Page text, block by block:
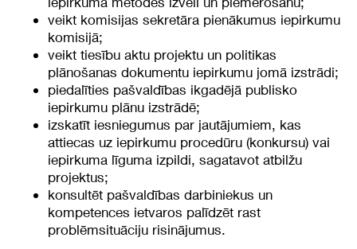
veikt komisijas sekretāra pienākumus iepirkumu
komisijā;
veikt tiesību aktu projektu un politikas
plānošanas dokumentu iepirkumu jomā izstrādi;
piedalīties pašvaldības ikgadējā publisko
iepirkumu plānu izstrādē;
izskatīt iesniegumus par jautājumiem, kas
attiecas uz iepirkumu procedūru (konkursu) vai
iepirkuma līguma izpildi, sagatavot atbilžu
projektus;
konsultēt pašvaldības darbiniekus un
kompetences ietvaros palīdzēt rast
problēmsituāciju risinājumus.